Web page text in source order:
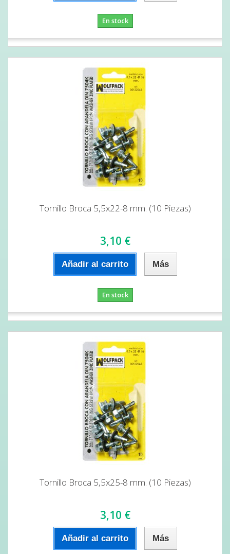
En stock
Tornillo Broca 5,5x22-8 mm. (10 Piezas)
3,10 €
Añadir al carrito Más
En stock
Tornillo Broca 5,5x25-8 mm. (10 Piezas)
3,10 €
Añadir al carrito Más